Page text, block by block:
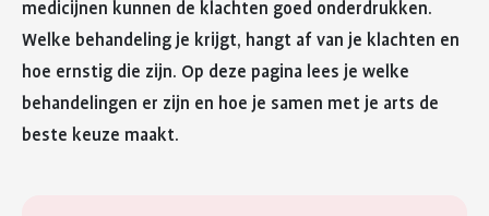
medicijnen kunnen de klachten goed onderdrukken.
Welke behandeling je krijgt, hangt af van je klachten en
hoe ernstig die zijn. Op deze pagina lees je welke
behandelingen er zijn en hoe je samen met je arts de
beste keuze maakt.